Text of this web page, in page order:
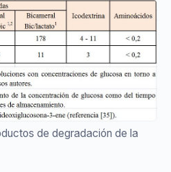
de degradación de la